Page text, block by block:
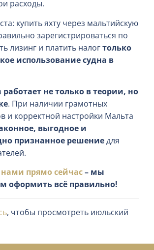
расходы.
купить яхту через мальтийскую
зарегистрироваться по
лизинг и платить налогтолько
использование судна в
работает не только в теории, но
. При наличии грамотных
и корректной настройки Мальта
выгодное и
признанное решениедля
нами прямо сейчас– мы
оформить всё правильно!
, чтобы просмотреть июльский